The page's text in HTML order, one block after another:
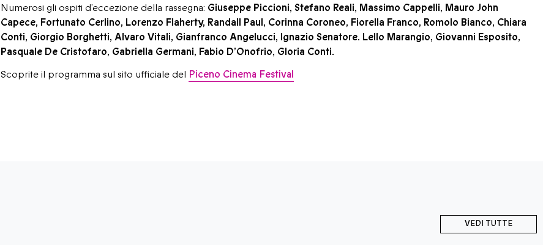
Numerosi gli ospiti d’eccezione della rassegna: Giuseppe Piccioni, Stefano Reali, Massimo Cappelli, Mauro John
Capece, Fortunato Cerlino, Lorenzo Flaherty, Randall Paul, Corinna Coroneo, Fiorella Franco, Romolo Bianco, Chiara
Conti, Giorgio Borghetti, Alvaro Vitali, Gianfranco Angelucci, Ignazio Senatore. Lello Marangio, Giovanni Esposito,
Pasquale De Cristofaro, Gabriella Germani, Fabio D’Onofrio, Gloria Conti.
Scoprite il programma sul sito ufficiale del Piceno Cinema Festival
VEDI TUTTE